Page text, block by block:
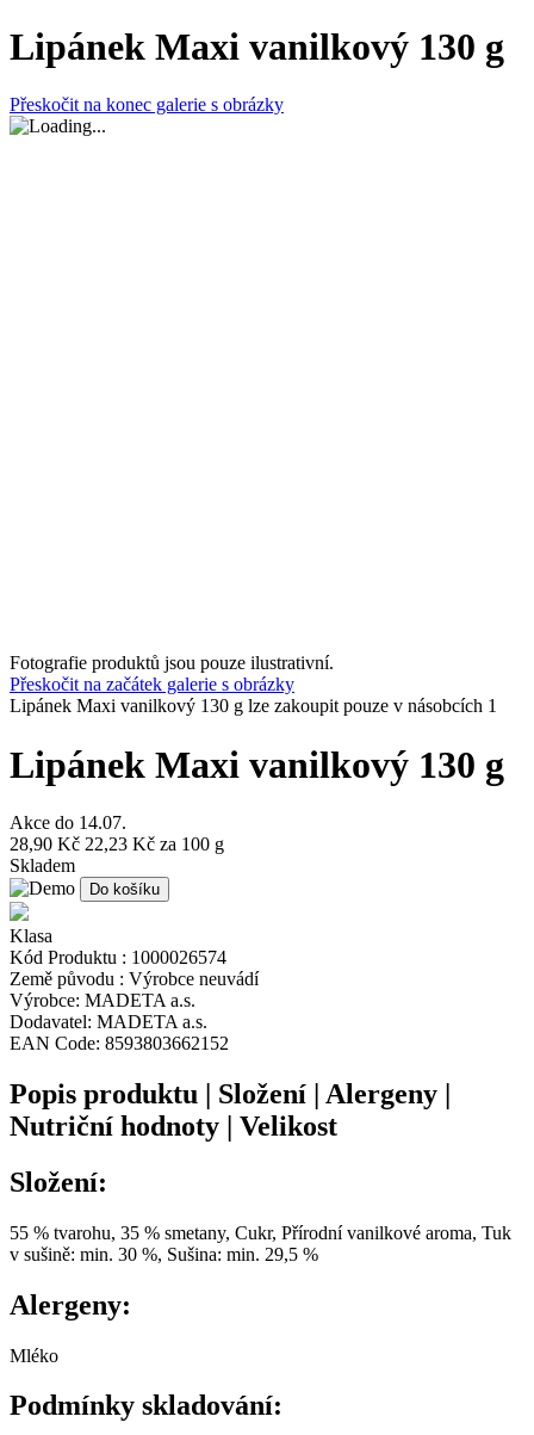
Lipánek Maxi vanilkový 130 g
Přeskočit na konec galerie s obrázky
Fotografie produktů jsou pouze ilustrativní.
Přeskočit na začátek galerie s obrázky
Lipánek Maxi vanilkový 130 g lze zakoupit pouze v násobcích 1
Lipánek Maxi vanilkový 130 g
Akce do 14.07.
28,90 Kč 22,23 Kč za 100 g
Skladem
Do košíku
Klasa
Kód Produktu : 1000026574
Země původu : Výrobce neuvádí
Výrobce: MADETA a.s.
Dodavatel: MADETA a.s.
EAN Code: 8593803662152
Popis produktu | Složení | Alergeny |
Nutriční hodnoty | Velikost
Složení:
55 % tvarohu, 35 % smetany, Cukr, Přírodní vanilkové aroma, Tuk
v sušině: min. 30 %, Sušina: min. 29,5 %
Alergeny:
Mléko
Podmínky skladování: